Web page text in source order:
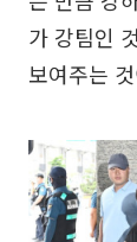
가 강팀인
보여주는